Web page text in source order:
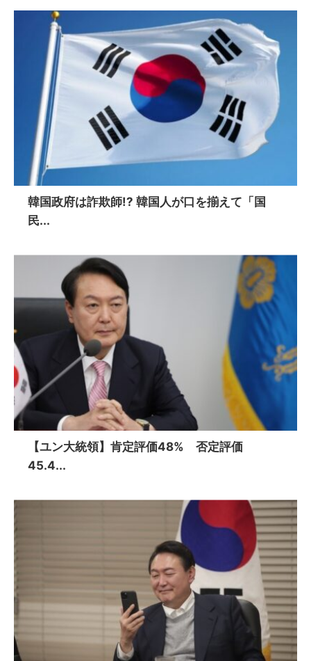
韓国政府は詐欺師!? 韓国人が口を揃えて「国
民...
【ユン大統領】肯定評価48% 否定評価
45.4...